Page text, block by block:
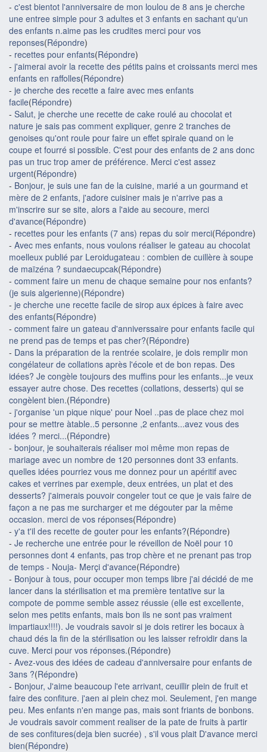
- c'est bientot l'anniversaire de mon loulou de 8 ans je cherche
une entree simple pour 3 adultes et 3 enfants en sachant qu'un
des enfants n.aime pas les crudites merci pour vos
reponses(Répondre)
- recettes pour enfants(Répondre)
- j'aimerai avoir la recette des pétits pains et croissants merci mes
enfants en raffolles(Répondre)
- je cherche des recette a faire avec mes enfants
facile(Répondre)
- Salut, je cherche une recette de cake roulé au chocolat et
nature je sais pas comment expliquer, genre 2 tranches de
genoises qu'ont roule pour faire un effet spirale quand on le
coupe et fourré si possible. C'est pour des enfants de 2 ans donc
pas un truc trop amer de préférence. Merci c'est assez
urgent(Répondre)
- Bonjour, je suis une fan de la cuisine, marié a un gourmand et
mère de 2 enfants, j'adore cuisiner mais je n'arrive pas a
m'inscrire sur se site, alors a l'aide au secoure, merci
d'avance(Répondre)
- recettes pour les enfants (7 ans) repas du soir merci(Répondre)
- Avec mes enfants, nous voulons réaliser le gateau au chocolat
moelleux publié par Leroidugateau : combien de cuillère à soupe
de maïzéna ? sundaecupcak(Répondre)
- comment faire un menu de chaque semaine pour nos enfants?
(je suis algerienne)(Répondre)
- je cherche une recette facile de sirop aux épices à faire avec
des enfants(Répondre)
- comment faire un gateau d'anniverssaire pour enfants facile qui
ne prend pas de temps et pas cher?(Répondre)
- Dans la préparation de la rentrée scolaire, je dois remplir mon
congélateur de collations après l'école et de bon repas. Des
idées? Je congèle toujours des muffins pour les enfants...je veux
essayer autre chose. Des recettes (collations, desserts) qui se
congèlent bien.(Répondre)
- j'organise 'un pique nique' pour Noel ..pas de place chez moi
pour se mettre àtable..5 personne ,2 enfants...avez vous des
idées ? merci...(Répondre)
- bonjour, je souhaiterais réaliser moi même mon repas de
mariage avec un nombre de 120 personnes dont 33 enfants.
quelles idées pourriez vous me donnez pour un apéritif avec
cakes et verrines par exemple, deux entrées, un plat et des
desserts? j'aimerais pouvoir congeler tout ce que je vais faire de
façon a ne pas me surcharger et me dégouter par la même
occasion. merci de vos réponses(Répondre)
- y'a t'il des recette de gouter pour les enfants?(Répondre)
- Je recherche une entrée pour le réveillon de Noël pour 10
personnes dont 4 enfants, pas trop chère et ne prenant pas trop
de temps - Nouja- Merçi d'avance(Répondre)
- Bonjour à tous, pour occuper mon temps libre j'ai décidé de me
lancer dans la stérilisation et ma première tentative sur la
compote de pomme semble assez réussie (elle est excellente,
selon mes petits enfants, mais bon ils ne sont pas vraiment
impartiaux!!!!). Je voudrais savoir si je dois retirer les bocaux à
chaud dés la fin de la stérilisation ou les laisser refroidir dans la
cuve. Merci pour vos réponses.(Répondre)
- Avez-vous des idées de cadeau d'anniversaire pour enfants de
3ans ?(Répondre)
- Bonjour, J'aime beaucoup l'ete arrivant, ceuillir plein de fruit et
faire des confiture. j'aen ai plein chez moi. Seulement, j'en mange
peu. Mes enfants n'en mange pas, mais sont friants de bonbons.
Je voudrais savoir comment realiser de la pate de fruits à partir
de ses confitures(deja bien sucrée) , s'il vous plait D'avance merci
bien(Répondre)